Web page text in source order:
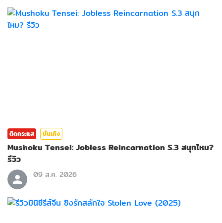
ติดกระแส บันเทิง
Mushoku Tensei: Jobless Reincarnation S.3 สนุกไหม?
รีวิว
09 ส.ค. 2026